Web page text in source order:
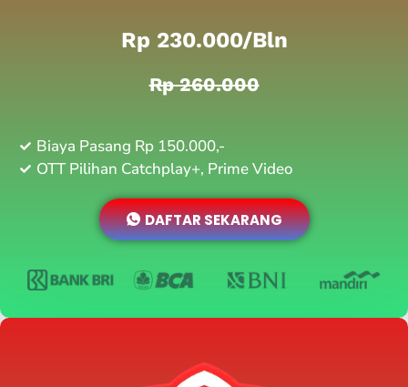
Rp 230.000/bln
Rp 260.000
Biaya Pasang Rp 150.000,-
OTT Pilihan Catchplay+, Prime Video
DAFTAR SEKARANG